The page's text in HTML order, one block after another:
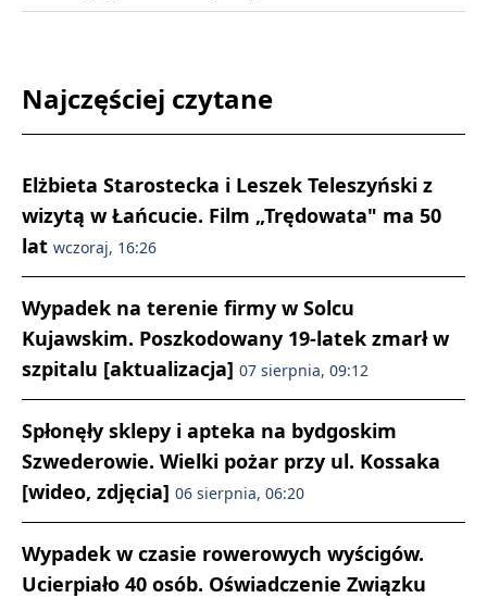
Najczęściej czytane
Elżbieta Starostecka i Leszek Teleszyński z
wizytą w Łańcucie. Film „Trędowata" ma 50
lat wczoraj, 16:26
Wypadek na terenie firmy w Solcu
Kujawskim. Poszkodowany 19-latek zmarł w
szpitalu [aktualizacja] 07 sierpnia, 09:12
Spłonęły sklepy i apteka na bydgoskim
Szwederowie. Wielki pożar przy ul. Kossaka
[wideo, zdjęcia] 06 sierpnia, 06:20
Wypadek w czasie rowerowych wyścigów.
Ucierpiało 40 osób. Oświadczenie Związku